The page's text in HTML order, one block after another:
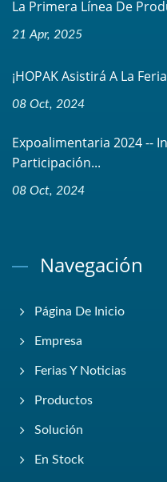
La Primera Línea De
21 Apr, 2025
¡HOPAK Asistirá A La
08 Oct, 2024
Expoalimentaria 2024 --
Participación...
08 Oct, 2024
Navegación
Página De Inicio
Empresa
Ferias Y Noticias
Productos
Solución
En Stock